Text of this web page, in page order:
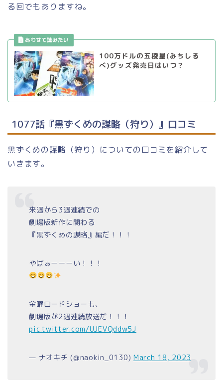
る回でもありますね。
100万ドルの五稜星(みちしる
べ)グッズ発売日はいつ？
1077話『黒ずくめの謀略（狩り）』口コミ
黒ずくめの謀略（狩り）についての口コミを紹介して
いきます。
来週から3週連続での
劇場版新作に関わる
『黒ずくめの謀略』編だ！！！
やばぁーーーい！！！
金曜ロードショーも、
劇場版が2週連続放送だ！！！
pic.twitter.com/UJEVQddw5J
— ナオキチ (@naokin_0130)March 18, 2023